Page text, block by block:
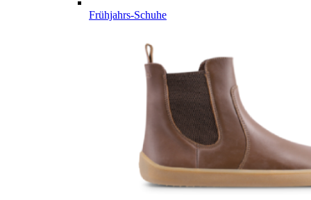
Frühjahrs-Schuhe